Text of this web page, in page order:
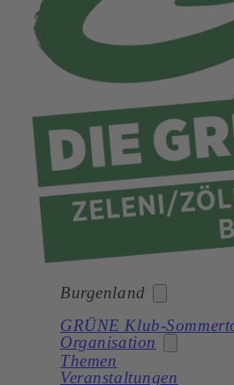
Burgenland
Bund
Burgenland
GRÜNE Klub-
Organisation
Themen
Veranstaltungen